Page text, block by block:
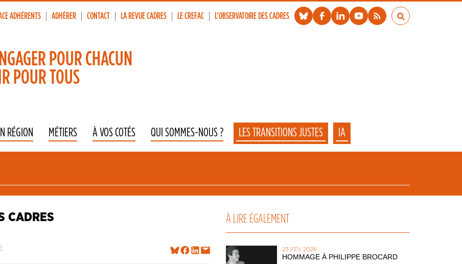
ADHÉRENTS ADHÉRER CONTACT LA REVUE CADRES LE CREFAC L’OBSERVATOIRE DES CADRES
POUR CHACUN
POUR TOUS
RÉGION MÉTIERS À VOS COTÉS QUI SOMMES-NOUS ? LES TRANSITIONS JUSTES IA
CADRES À LIRE ÉGALEMENT
23 FÉV 2026
HOMMAGE À PHILIPPE BROCARD